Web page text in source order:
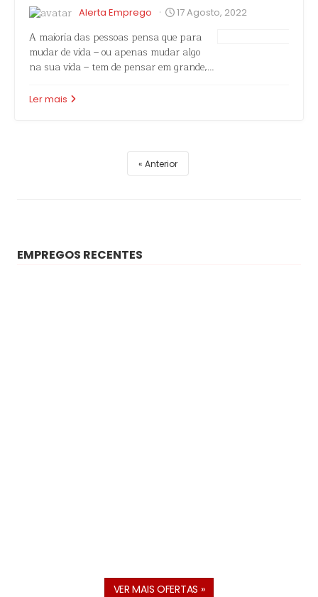
Alerta Emprego · 17 Agosto, 2022
A maioria das pessoas pensa que para
mudar de vida – ou apenas mudar algo
na sua vida – tem de pensar em grande,…
Ler mais
Anterior
EMPREGOS RECENTES
VER MAIS OFERTAS »